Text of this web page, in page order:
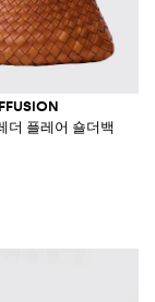
더 플레어 숄더백